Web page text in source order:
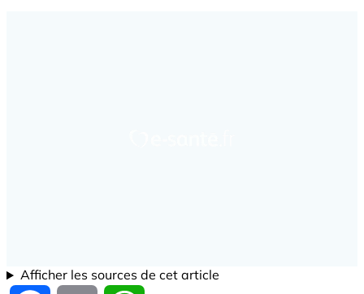
Afficher les sources de cet article